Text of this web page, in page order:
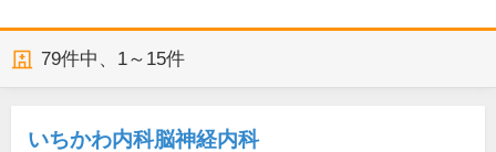
79件中、 1～15件
いちかわ内科脳神経内科